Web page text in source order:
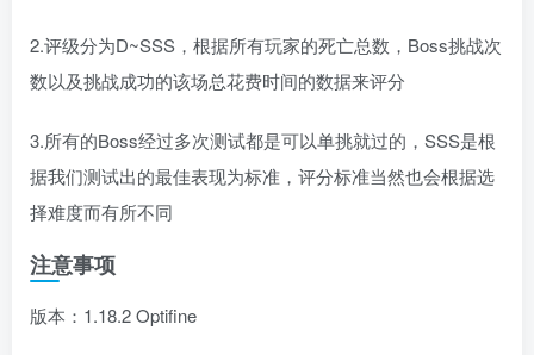
2.评级分为D~SSS，根据所有玩家的死亡总数，Boss挑战次
数以及挑战成功的该场总花费时间的数据来评分
3.所有的Boss经过多次测试都是可以单挑就过的，SSS是根
据我们测试出的最佳表现为标准，评分标准当然也会根据选
择难度而有所不同
注意事项
版本：1.18.2 Optifine